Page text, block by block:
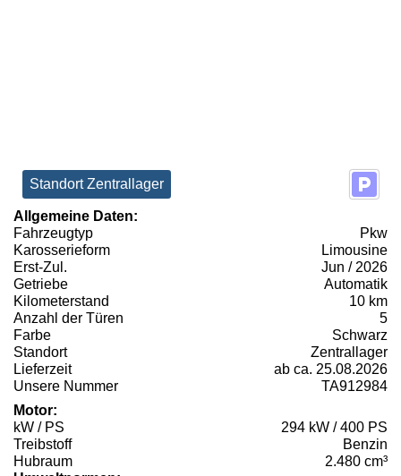
Standort Zentrallager
Allgemeine Daten:
Fahrzeugtyp
Pkw
Karosserieform
Limousine
Erst-Zul.
Jun / 2026
Getriebe
Automatik
Kilometerstand
10 km
Anzahl der Türen
5
Farbe
Schwarz
Standort
Zentrallager
Lieferzeit
ab ca. 25.08.2026
Unsere Nummer
TA912984
Motor:
kW / PS
294 kW / 400 PS
Treibstoff
Benzin
Hubraum
2.480 cm³